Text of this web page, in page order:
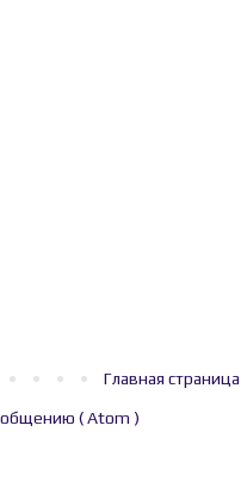
Главная страница
( Atom )